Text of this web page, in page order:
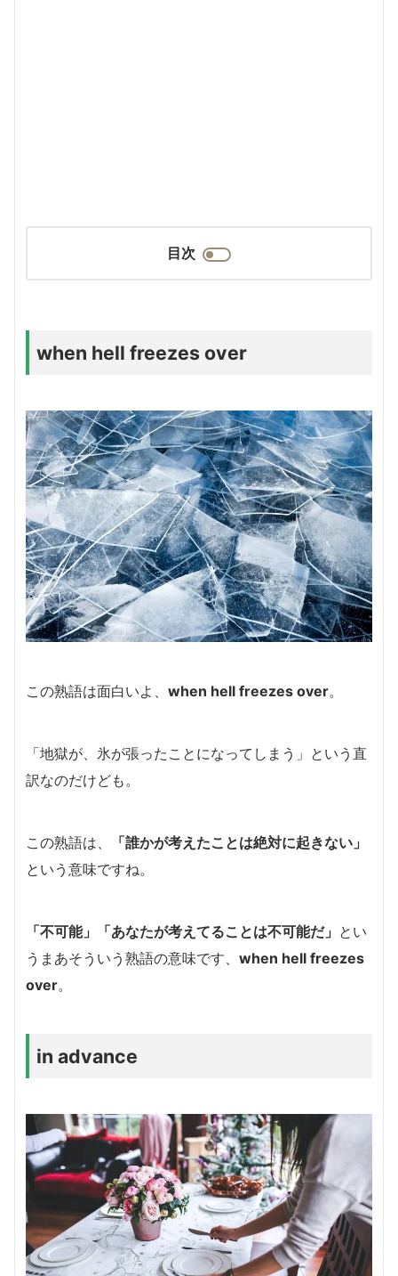
目次
when hell freezes over
この熟語は面白いよ、 when hell freezes over。
「地獄が、氷が張ったことになってしまう」という直
訳なのだけども。
この熟語は、
「誰かが考えたことは絶対に起きない」
という意味ですね。
「不可能」「あなたが考えてることは不可能だ」 とい
うまあそういう熟語の意味です、 when hell freezes
over。
in advance